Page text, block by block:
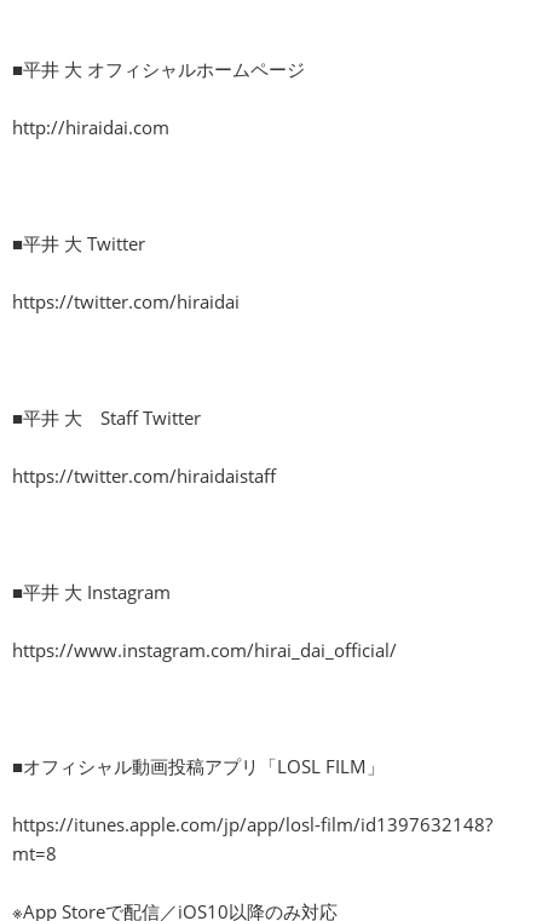
■平井 大 オフィシャルホームページ
http://hiraidai.com
■平井 大 Twitter
https://twitter.com/hiraidai
■平井 大 Staff Twitter
https://twitter.com/hiraidaistaff
■平井 大 Instagram
https://www.instagram.com/hirai_dai_official/
■オフィシャル動画投稿アプリ「LOSL FILM」
https://itunes.apple.com/jp/app/losl-film/id1397632148?
mt=8
※App Storeで配信／iOS10以降のみ対応